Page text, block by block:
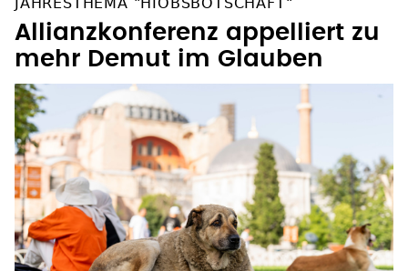
JAHRESTHEMA "HIOBSBOTSCHAFT"
Allianzkonferenz appelliert zu